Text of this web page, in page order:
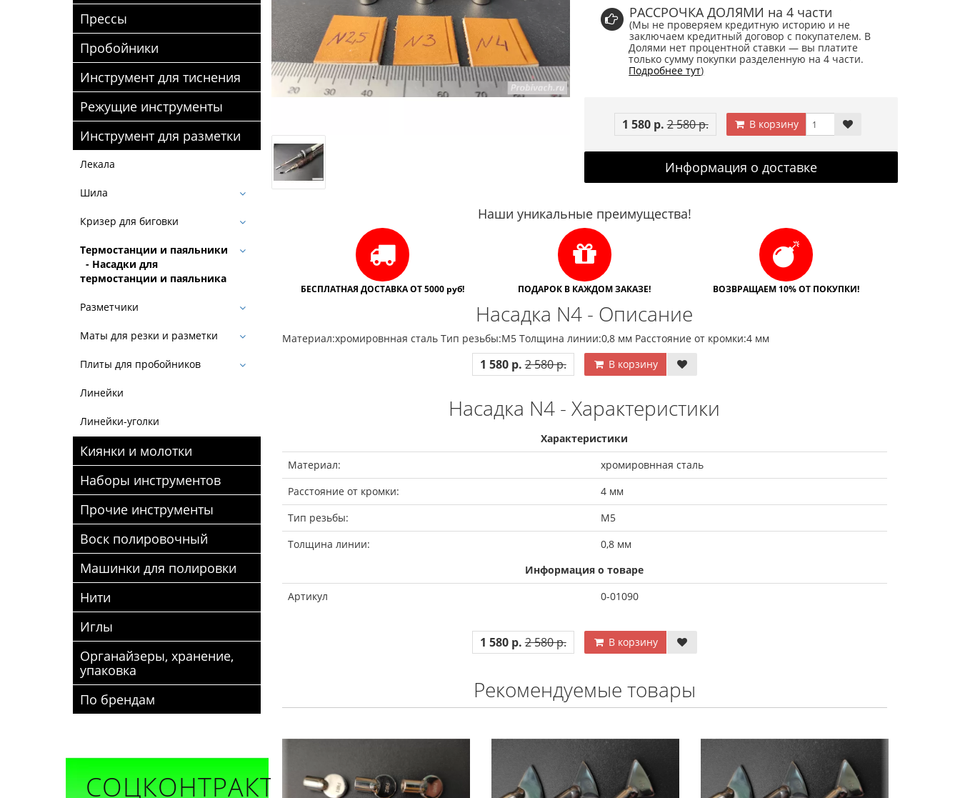
Прессы
Пробойники
Инструмент для тиснения
Режущие инструменты
Инструмент для разметки
Лекала
Шила
Кризер для биговки
Термостанции и паяльники
- Насадки для
термостанции и паяльника
Разметчики
Маты для резки и разметки
Плиты для пробойников
Линейки
Линейки-уголки
Киянки и молотки
Наборы инструментов
Прочие инструменты
Воск полировочный
Машинки для полировки
Нити
Иглы
Органайзеры, хранение,
упаковка
По брендам
СОЦКОНТРАКТ
РАССРОЧКА ДОЛЯМИ на 4 части
(Мы не проверяем кредитную историю и не
заключаем кредитный договор с покупателем. В
Долями нет процентной ставки — вы платите
только сумму покупки разделенную на 4 части.
Подробнее тут)
1 580 р. 2 580 р. В корзину
Информация о доставке
Наши уникальные преимущества!
БЕСПЛАТНАЯ ДОСТАВКА ОТ 5000 руб! ПОДАРОК В КАЖДОМ ЗАКАЗЕ! ВОЗВРАЩАЕМ 10% ОТ ПОКУПКИ!
Насадка N4 - Описание
Материал:хромировнная сталь Тип резьбы:М5 Толщина линии:0,8 мм Расстояние от кромки:4 мм
1 580 р. 2 580 р. В корзину
Насадка N4 - Характеристики
Характеристики
Материал:
хромировнная сталь
Расстояние от кромки:
4 мм
Тип резьбы:
М5
Толщина линии:
0,8 мм
Информация о товаре
Артикул
0-01090
1 580 р. 2 580 р. В корзину
Рекомендуемые товары